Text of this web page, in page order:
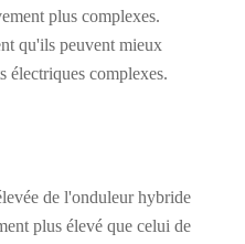
plus complexes.
qu'ils peuvent mieux
électriques complexes.
de l'onduleur hybride
plus élevé que celui de